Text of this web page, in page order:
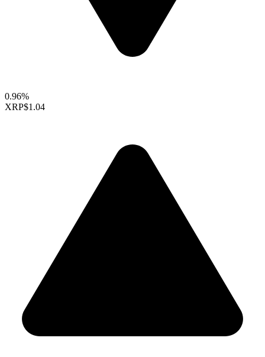
0.96%
XRP$1.04